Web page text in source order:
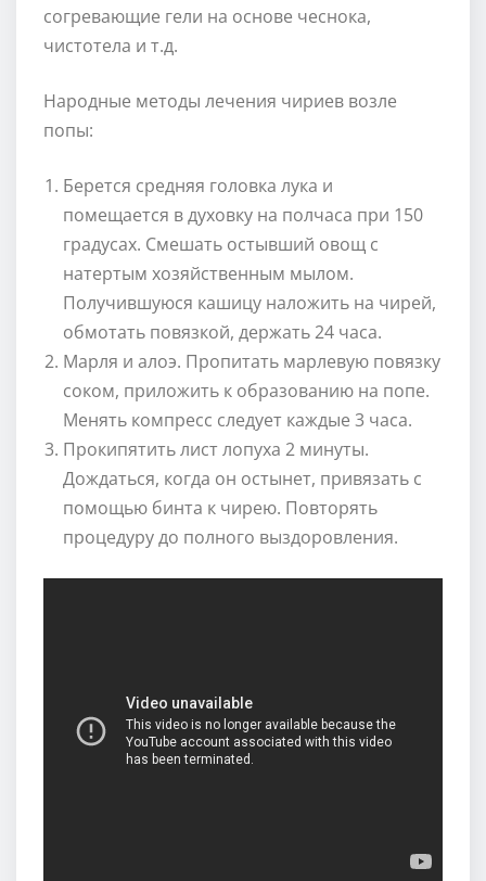
согревающие гели на основе чеснока,
чистотела и т.д.
Народные методы лечения чириев возле
попы:
Берется средняя головка лука и
помещается в духовку на полчаса при 150
градусах. Смешать остывший овощ с
натертым хозяйственным мылом.
Получившуюся кашицу наложить на чирей,
обмотать повязкой, держать 24 часа.
Марля и алоэ. Пропитать марлевую повязку
соком, приложить к образованию на попе.
Менять компресс следует каждые 3 часа.
Прокипятить лист лопуха 2 минуты.
Дождаться, когда он остынет, привязать с
помощью бинта к чирею. Повторять
процедуру до полного выздоровления.